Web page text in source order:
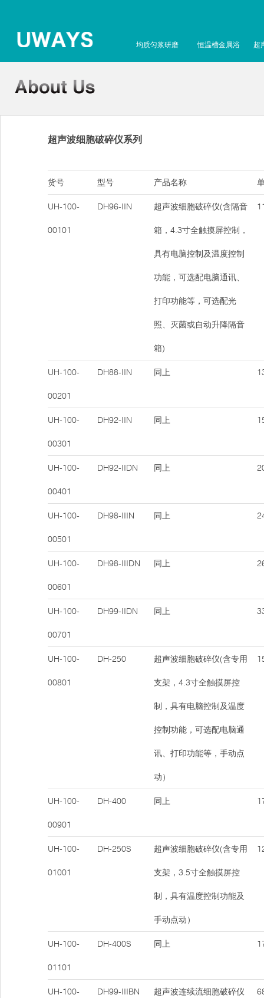
均质匀浆研磨 恒温槽金属浴 超
超声波细胞破碎仪系列
货号 型号 产品名称
UH-100-
00101
DH96-IIN 超声波细胞破碎仪(含隔音
箱，4.3寸全触摸屏控制，
具有电脑控制及温度控制
功能，可选配电脑通讯、
打印功能等，可选配光
照、灭菌或自动升降隔音
箱)
UH-100-
00201
DH88-IIN 同上
UH-100-
00301
DH92-IIN 同上
UH-100-
00401
DH92-IIDN 同上
UH-100-
00501
DH98-IIIN 同上
UH-100-
00601
DH98-IIIDN 同上
UH-100-
00701
DH99-IIDN 同上
UH-100-
00801
DH-250 超声波细胞破碎仪(含专用
支架，4.3寸全触摸屏控
制，具有电脑控制及温度
控制功能，可选配电脑通
讯、打印功能等，手动点
动）
UH-100-
00901
DH-400 同上
UH-100-
01001
DH-250S 超声波细胞破碎仪(含专用
支架，3.5寸全触摸屏控
制，具有温度控制功能及
手动点动）
UH-100-
01101
DH-400S 同上
UH-100- DH99-IIIBN 超声波连续流细胞破碎仪